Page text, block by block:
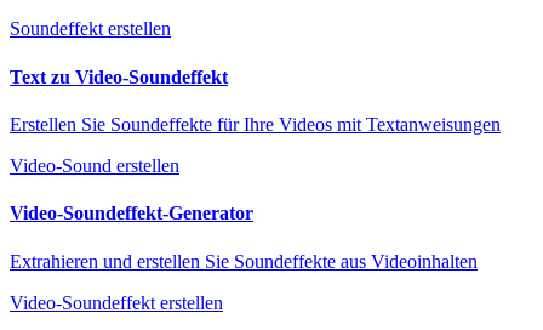
Soundeffekt erstellen
Text zu Video-Soundeffekt
Erstellen Sie Soundeffekte für Ihre Videos mit Textanweisungen
Video-Sound erstellen
Video-Soundeffekt-Generator
Extrahieren und erstellen Sie Soundeffekte aus Videoinhalten
Video-Soundeffekt erstellen